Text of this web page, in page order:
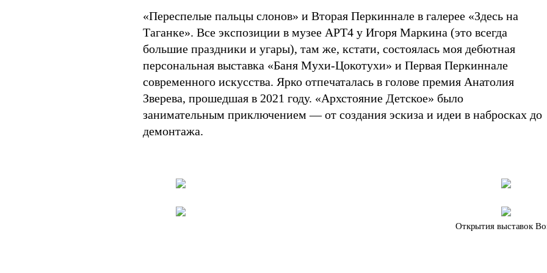
«Переспелые пальцы слонов» и Вторая Перкиннале в галерее «Здесь на
Таганке». Все экспозиции в музее АРТ4 у Игоря Маркина (это всегда
большие праздники и угары), там же, кстати, состоялась моя дебютная
персональная выставка «Баня Мухи-Цокотухи» и Первая Перкиннале
современного искусства. Ярко отпечаталась в голове премия Анатолия
Зверева, прошедшая в 2021 году. «Архстояние Детское» было
занимательным приключением — от создания эскиза и идеи в набросках до
демонтажа.
Открытия выставок